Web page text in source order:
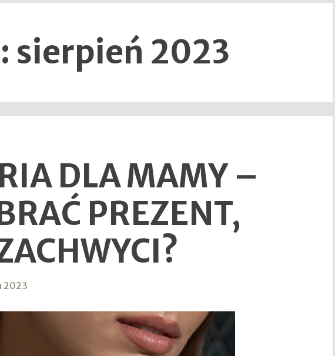
sierpień 2023
DLA MAMY –
PREZENT,
2023